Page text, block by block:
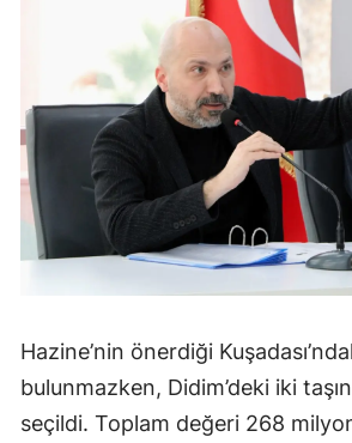
Hazine’nin önerdiği
bulunmazken, Didim’deki iki
seçildi. Toplam değeri 268